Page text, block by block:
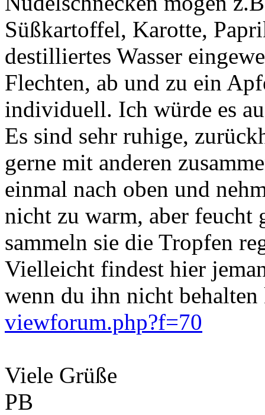
Süßkartoffel, Karotte,
destilliertes Wasser
Flechten, ab und zu ein
individuell. Ich würde es
Es sind sehr ruhige,
gerne mit anderen
einmal nach oben und
nicht zu warm, aber feucht
sammeln sie die Tropfen
Vielleicht findest hier
wenn du ihn nicht behalten
viewforum.php?f=70
Viele Grüße
PB